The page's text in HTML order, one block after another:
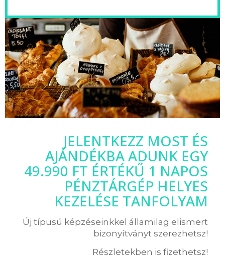
JELENTKEZZ MOST ÉS
AJÁNDÉKBA ADUNK EGY
49.990 FT ÉRTÉKŰ 1 NAPOS
PÉNZTÁRGÉP HELYES
KEZELÉSE TANFOLYAM
Új típusú képzéseinkkel államilag elismert
bizonyítványt szerezhetsz!
Részletekben is fizethetsz!